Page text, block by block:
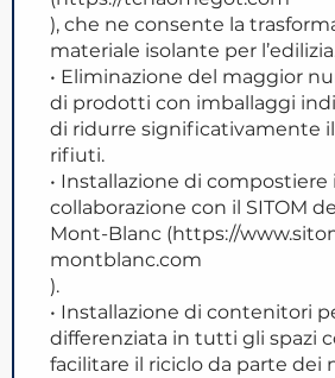
), che ne consente la
materiale isolante per
• Eliminazione del maggior
di prodotti con imballaggi
di ridurre significativamente
rifiuti.
• Installazione di compostiere
collaborazione con il SITOM
Mont-Blanc (https://
montblanc.com
).
• Installazione di contenitori
differenziata in tutti gli spazi
facilitare il riciclo da parte dei